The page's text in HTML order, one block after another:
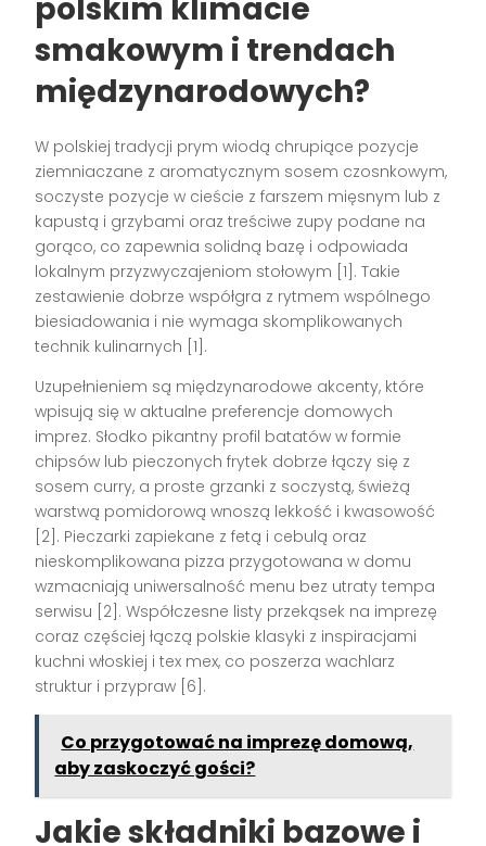
polskim klimacie
smakowym i trendach
międzynarodowych?
W polskiej tradycji prym wiodą chrupiące pozycje
ziemniaczane z aromatycznym sosem czosnkowym,
soczyste pozycje w cieście z farszem mięsnym lub z
kapustą i grzybami oraz treściwe zupy podane na
gorąco, co zapewnia solidną bazę i odpowiada
lokalnym przyzwyczajeniom stołowym [1]. Takie
zestawienie dobrze współgra z rytmem wspólnego
biesiadowania i nie wymaga skomplikowanych
technik kulinarnych [1].
Uzupełnieniem są międzynarodowe akcenty, które
wpisują się w aktualne preferencje domowych
imprez. Słodko pikantny profil batatów w formie
chipsów lub pieczonych frytek dobrze łączy się z
sosem curry, a proste grzanki z soczystą, świeżą
warstwą pomidorową wnoszą lekkość i kwasowość
[2]. Pieczarki zapiekane z fetą i cebulą oraz
nieskomplikowana pizza przygotowana w domu
wzmacniają uniwersalność menu bez utraty tempa
serwisu [2]. Współczesne listy przekąsek na imprezę
coraz częściej łączą polskie klasyki z inspiracjami
kuchni włoskiej i tex mex, co poszerza wachlarz
struktur i przypraw [6].
Co przygotować na imprezę domową,
aby zaskoczyć gości?
Jakie składniki bazowe i